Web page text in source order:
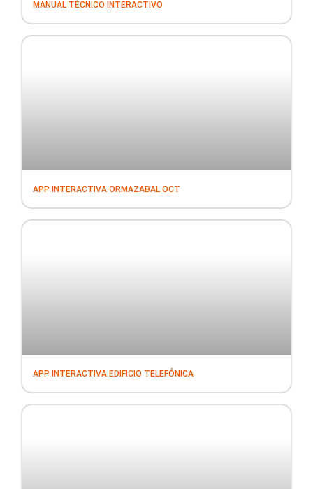
MANUAL TÉCNICO INTERACTIVO
APP INTERACTIVA ORMAZABAL OCT
APP INTERACTIVA EDIFICIO TELEFÓNICA